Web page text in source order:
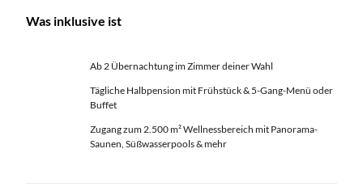
Was inklusive ist
Ab 2 Übernachtung im Zimmer deiner Wahl
Tägliche Halbpension mit Frühstück & 5-Gang-Menü oder
Buffet
Zugang zum 2.500 m² Wellnessbereich mit Panorama-
Saunen, Süßwasserpools & mehr